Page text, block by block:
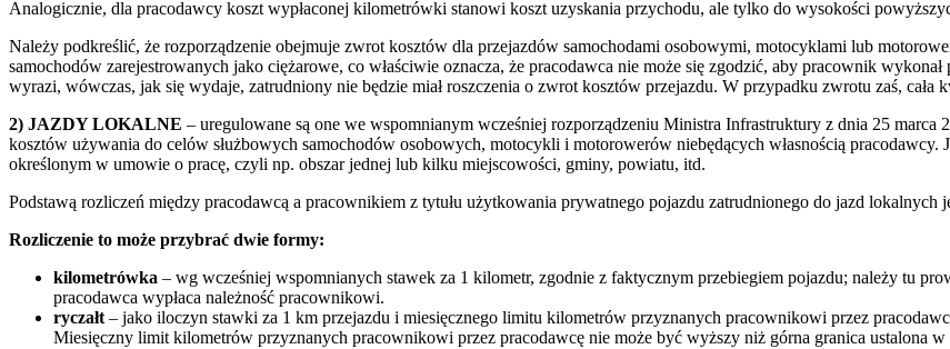
Analogicznie, dla pracodawcy koszt wypłaconej kilometrówki stanowi koszt uzyskania przychodu, ale tylko do wysokości
Należy podkreślić, że rozporządzenie obejmuje zwrot kosztów dla przejazdów samochodami osobowymi, motocyklami lub
samochodów zarejestrowanych jako ciężarowe, co właściwie oznacza, że pracodawca nie może się zgodzić, aby pracownik
wyrazi, wówczas, jak się wydaje, zatrudniony nie będzie miał roszczenia o zwrot kosztów przejazdu. W przypadku zwrotu zaś, cała
2) JAZDY LOKALNE – uregulowane są one we wspomnianym wcześniej rozporządzeniu Ministra Infrastruktury z dnia 25
kosztów używania do celów służbowych samochodów osobowych, motocykli i motorowerów niebędących własnością
określonym w umowie o pracę, czyli np. obszar jednej lub kilku miejscowości, gminy, powiatu, itd.
Podstawą rozliczeń między pracodawcą a pracownikiem z tytułu użytkowania prywatnego pojazdu zatrudnionego do jazd
Rozliczenie to może przybrać dwie formy:
kilometrówka – wg wcześniej wspomnianych stawek za 1 kilometr, zgodnie z faktycznym przebiegiem pojazdu; należy tu
pracodawca wypłaca należność pracownikowi.
ryczałt – jako iloczyn stawki za 1 km przejazdu i miesięcznego limitu kilometrów przyznanych pracownikowi przez
Miesięczny limit kilometrów przyznanych pracownikowi przez pracodawcę nie może być wyższy niż górna granica ustalona w